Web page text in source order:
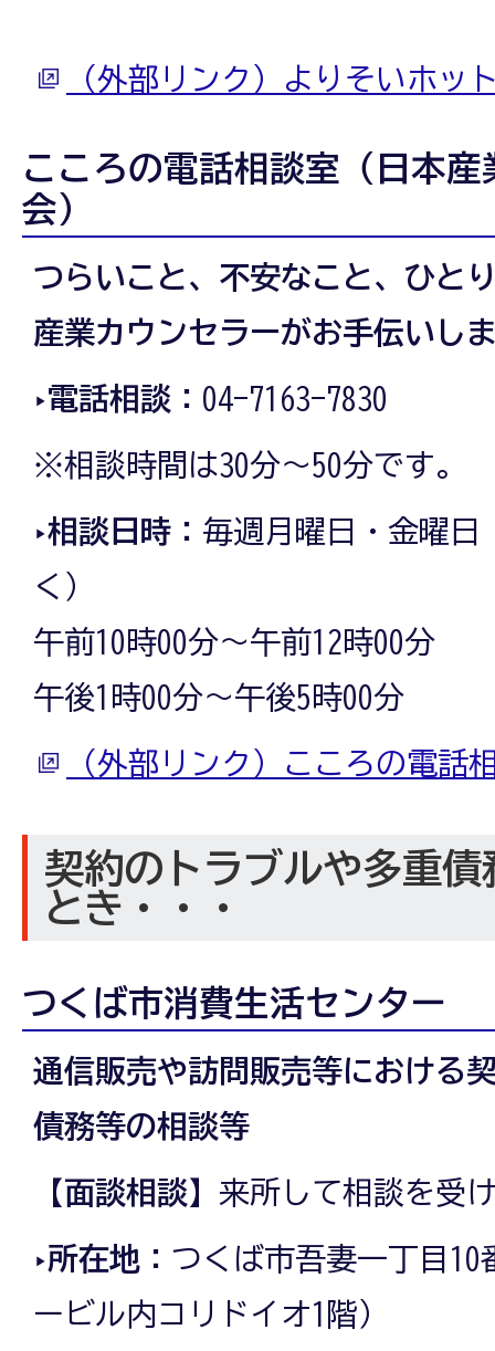
（外部リンク）よりそいホッ
こころの電話相談室（日本
会）
つらいこと、不安なこと、ひと
産業カウンセラーがお手伝いし
‣電話相談： 04-7163-7830
※相談時間は30分～50分です。
‣相談日時： 毎週月曜日・金曜日
く）
午前10時00分～午前12時00分
午後1時00分～午後5時00分
（外部リンク）こころの電話
契約のトラブルや多重
とき・・・
つくば市消費生活センター
通信販売や訪問販売等における
債務等の相談等
【面談相談】 来所して相談を受
‣所在地： つくば市吾妻一丁目10
ービル内コリドイオ1階）